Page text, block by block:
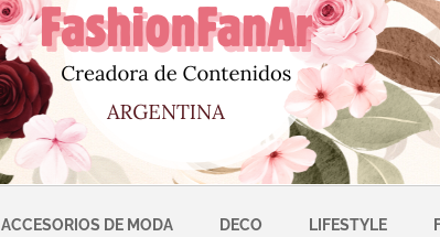
ACCESORIOS DE MODA DECO LIFESTYLE